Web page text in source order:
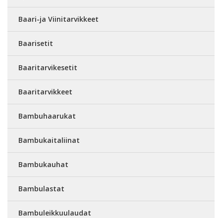
Baari-ja Viinitarvikkeet
Baarisetit
Baaritarvikesetit
Baaritarvikkeet
Bambuhaarukat
Bambukaitaliinat
Bambukauhat
Bambulastat
Bambuleikkuulaudat